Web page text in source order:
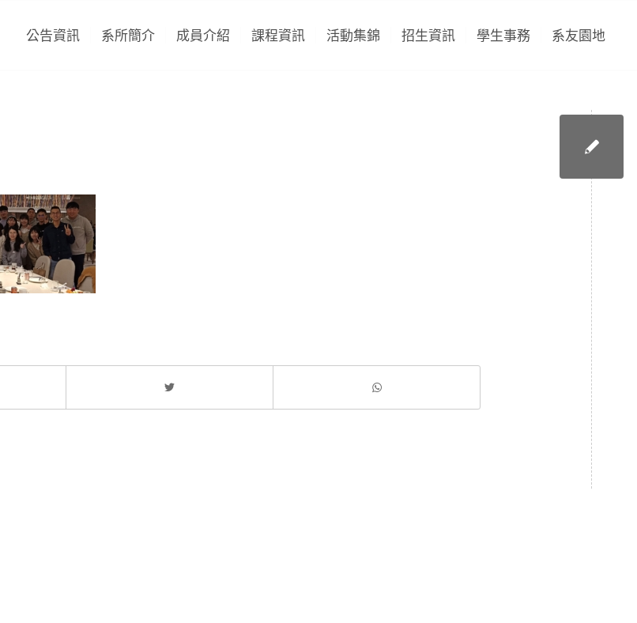
公告資訊 系所簡介 成員介紹 課程資訊 活動集錦 招生資訊 學生事務 系友園地